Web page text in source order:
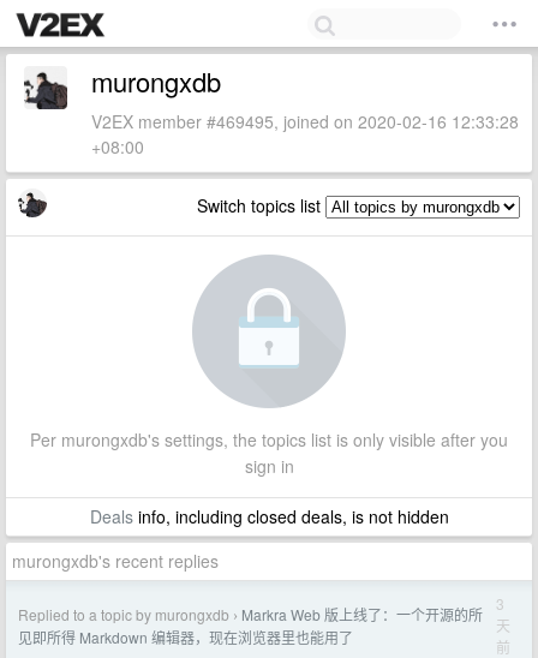
murongxdb
V2EX member #469495, joined on 2020-02-16 12:33:28
+08:00
Switch topics list
Per murongxdb's settings, the topics list is only visible after you
sign in
Dealsinfo, including closed deals, is not hidden
murongxdb's recent replies
Replied to a topic by murongxdb › Markra Web 版上线了：一个开源的所
见即所得 Markdown 编辑器，现在浏览器里也能用了
3
天
前